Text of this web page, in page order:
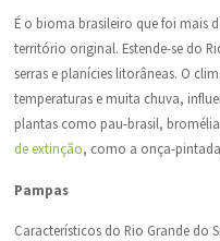
É o bioma brasileiro que foi mais
território original. Estende-se do
serras e planícies litorâneas. O
temperaturas e muita chuva,
plantas como pau-brasil,
de extinção, como a onça-
Pampas
Característicos do Rio Grande do